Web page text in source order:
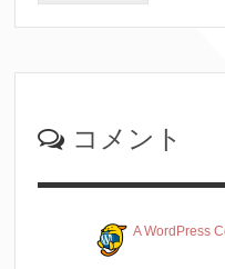
コメント
A WordPress